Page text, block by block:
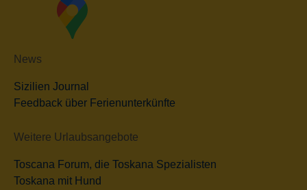
News
Sizilien Journal
Feedback über Ferienunterkünfte
Weitere Urlaubsangebote
Toscana Forum, die Toskana Spezialisten
Toskana mit Hund